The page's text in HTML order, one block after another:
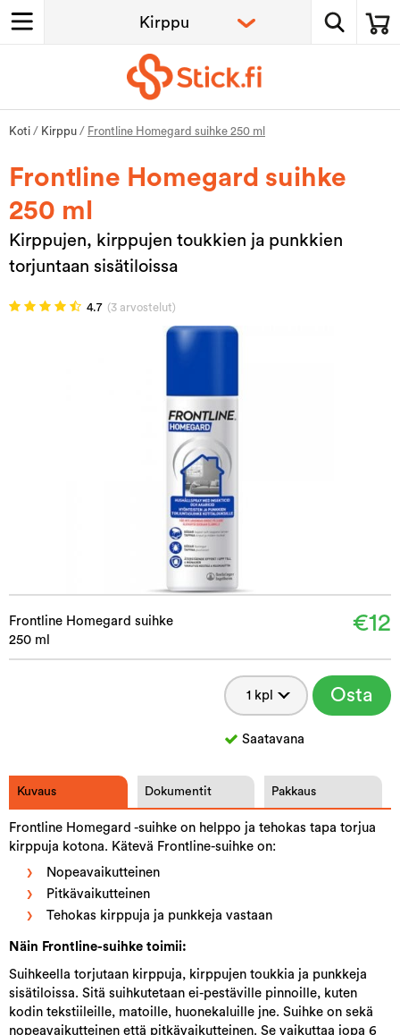
Koti / Kirppu / Frontline Homegard suihke 250 ml
Frontline Homegard suihke
250 ml
Kirppujen, kirppujen toukkien ja punkkien
torjuntaan sisätiloissa
4.7 (3 arvostelut)
Frontline Homegard suihke
250 ml
€12
Osta
Saatavana
Kuvaus Dokumentit Pakkaus
Frontline Homegard -suihke on helppo ja tehokas tapa torjua
kirppuja kotona. Kätevä Frontline-suihke on:
Nopeavaikutteinen
Pitkävaikutteinen
Tehokas kirppuja ja punkkeja vastaan
Näin Frontline-suihke toimii:
Suihkeella torjutaan kirppuja, kirppujen toukkia ja punkkeja
sisätiloissa. Sitä suihkutetaan ei-pestäville pinnoille, kuten
kodin tekstiileille, matoille, huonekaluille jne. Suihke on sekä
nopeavaikutteinen että pitkävaikutteinen. Se vaikuttaa jopa 6